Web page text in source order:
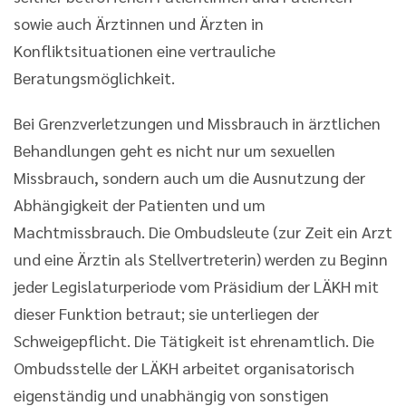
sowie auch Ärztinnen und Ärzten in
Konfliktsituationen eine vertrauliche
Beratungsmöglichkeit.
Bei Grenzverletzungen und Missbrauch in ärztlichen
Behandlungen geht es nicht nur um sexuellen
Missbrauch, sondern auch um die Ausnutzung der
Abhängigkeit der Patienten und um
Machtmissbrauch. Die Ombudsleute (zur Zeit ein Arzt
und eine Ärztin als Stellvertreterin) werden zu Beginn
jeder Legislaturperiode vom Präsidium der LÄKH mit
dieser Funktion betraut; sie unterliegen der
Schweigepflicht. Die Tätigkeit ist ehrenamtlich. Die
Ombudsstelle der LÄKH arbeitet organisatorisch
eigenständig und unabhängig von sonstigen